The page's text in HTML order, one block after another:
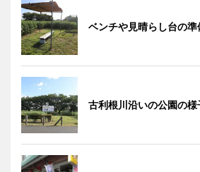
ベンチや見晴らし台の準
古利根川沿いの公園の様